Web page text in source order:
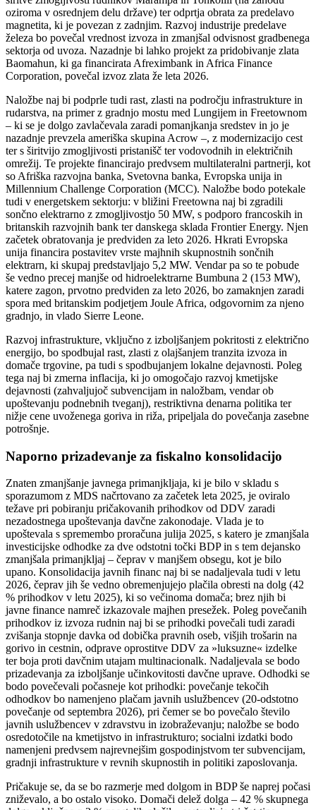
oziroma v osrednjem delu države) ter odprtja obrata za predelavo
magnetita, ki je povezan z zadnjim. Razvoj industrije predelave
železa bo povečal vrednost izvoza in zmanjšal odvisnost gradbenega
sektorja od uvoza. Nazadnje bi lahko projekt za pridobivanje zlata
Baomahun, ki ga financirata Afreximbank in Africa Finance
Corporation, povečal izvoz zlata že leta 2026.
Naložbe naj bi podprle tudi rast, zlasti na področju infrastrukture in
rudarstva, na primer z gradnjo mostu med Lungijem in Freetownom
– ki se je dolgo zavlačevala zaradi pomanjkanja sredstev in jo je
nazadnje prevzela ameriška skupina Acrow –, z modernizacijo cest
ter s širitvijo zmogljivosti pristanišč ter vodovodnih in električnih
omrežij. Te projekte financirajo predvsem multilateralni partnerji, kot
so Afriška razvojna banka, Svetovna banka, Evropska unija in
Millennium Challenge Corporation (MCC). Naložbe bodo potekale
tudi v energetskem sektorju: v bližini Freetowna naj bi zgradili
sončno elektrarno z zmogljivostjo 50 MW, s podporo francoskih in
britanskih razvojnih bank ter danskega sklada Frontier Energy. Njen
začetek obratovanja je predviden za leto 2026. Hkrati Evropska
unija financira postavitev vrste majhnih skupnostnih sončnih
elektrarn, ki skupaj predstavljajo 5,2 MW. Vendar pa so te pobude
še vedno precej manjše od hidroelektrarne Bumbuna 2 (153 MW),
katere zagon, prvotno predviden za leto 2026, bo zamaknjen zaradi
spora med britanskim podjetjem Joule Africa, odgovornim za njeno
gradnjo, in vlado Sierre Leone.
Razvoj infrastrukture, vključno z izboljšanjem pokritosti z električno
energijo, bo spodbujal rast, zlasti z olajšanjem tranzita izvoza in
domače trgovine, pa tudi s spodbujanjem lokalne dejavnosti. Poleg
tega naj bi zmerna inflacija, ki jo omogočajo razvoj kmetijske
dejavnosti (zahvaljujoč subvencijam in naložbam, vendar ob
upoštevanju podnebnih tveganj), restriktivna denarna politika ter
nižje cene uvoženega goriva in riža, pripeljala do povečanja zasebne
potrošnje.
Naporno prizadevanje za fiskalno konsolidacijo
Znaten zmanjšanje javnega primanjkljaja, ki je bilo v skladu s
sporazumom z MDS načrtovano za začetek leta 2025, je oviralo
težave pri pobiranju pričakovanih prihodkov od DDV zaradi
nezadostnega upoštevanja davčne zakonodaje. Vlada je to
upoštevala s spremembo proračuna julija 2025, s katero je zmanjšala
investicijske odhodke za dve odstotni točki BDP in s tem dejansko
zmanjšala primanjkljaj – čeprav v manjšem obsegu, kot je bilo
upano. Konsolidacija javnih financ naj bi se nadaljevala tudi v letu
2026, čeprav jih še vedno obremenjujejo plačila obresti na dolg (42
% prihodkov v letu 2025), ki so večinoma domača; brez njih bi
javne finance namreč izkazovale majhen presežek. Poleg povečanih
prihodkov iz izvoza rudnin naj bi se prihodki povečali tudi zaradi
zvišanja stopnje davka od dobička pravnih oseb, višjih trošarin na
gorivo in cestnin, odprave oprostitve DDV za »luksuzne« izdelke
ter boja proti davčnim utajam multinacionalk. Nadaljevala se bodo
prizadevanja za izboljšanje učinkovitosti davčne uprave. Odhodki se
bodo povečevali počasneje kot prihodki: povečanje tekočih
odhodkov bo namenjeno plačam javnih uslužbencev (20-odstotno
povečanje od septembra 2026), pri čemer se bo povečalo število
javnih uslužbencev v zdravstvu in izobraževanju; naložbe se bodo
osredotočile na kmetijstvo in infrastrukturo; socialni izdatki bodo
namenjeni predvsem najrevnejšim gospodinjstvom ter subvencijam,
gradnji infrastrukture v revnih skupnostih in politiki zaposlovanja.
Pričakuje se, da se bo razmerje med dolgom in BDP še naprej počasi
zniževalo, a bo ostalo visoko. Domači delež dolga – 42 % skupnega